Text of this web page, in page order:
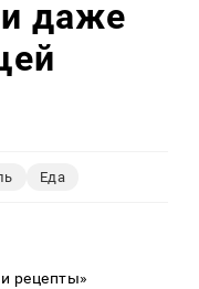
даже
Еда
рецепты»